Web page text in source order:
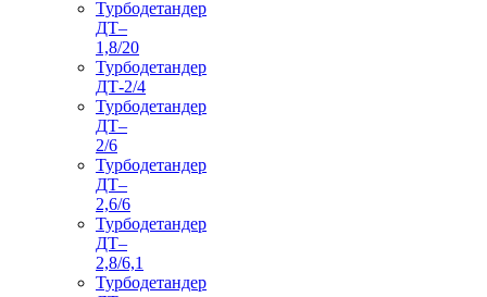
Турбодетандер
ДТ–
1,8/20
Турбодетандер
ДТ-2/4
Турбодетандер
ДТ–
2/6
Турбодетандер
ДТ–
2,6/6
Турбодетандер
ДТ–
2,8/6,1
Турбодетандер